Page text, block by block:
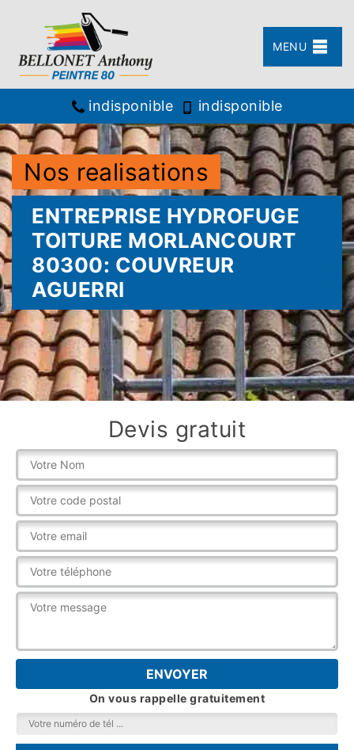
MENU
indisponible indisponible
Nos realisations
ENTREPRISE HYDROFUGE
TOITURE MORLANCOURT
80300: COUVREUR
AGUERRI
Devis gratuit
On vous rappelle gratuitement